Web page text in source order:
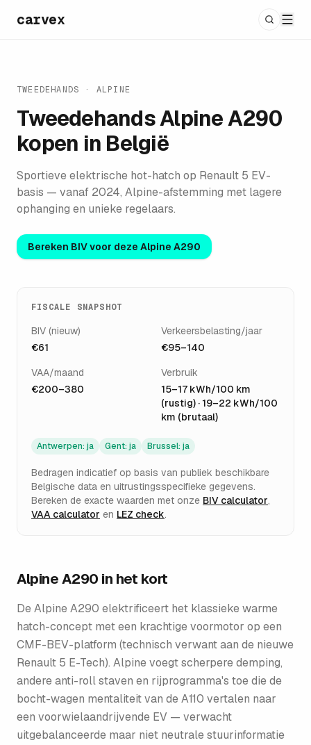
carvex
TWEEDEHANDS · ALPINE
TweedehandsAlpine A290
kopen in België
Sportieve elektrische hot-hatch op Renault 5 EV-
basis — vanaf 2024, Alpine-afstemming met lagere
ophanging en unieke regelaars.
Bereken BIV voor deze Alpine A290
FISCALE SNAPSHOT
BIV (nieuw)
€61
Verkeersbelasting/jaar
€95–140
VAA/maand
€200–380
Verbruik
15–17 kWh/100 km
(rustig) · 19–22 kWh/100
km (brutaal)
Antwerpen: ja Gent: ja Brussel: ja
Bedragen indicatief op basis van publiek beschikbare
Belgische data en uitrustingsspecifieke gegevens.
Bereken de exacte waarden met onze BIV calculator,
VAA calculator en LEZ check.
Alpine A290 in het kort
De Alpine A290 elektrificeert het klassieke warme
hatch-concept met een krachtige voormotor op een
CMF-BEV-platform (technisch verwant aan de nieuwe
Renault 5 E-Tech). Alpine voegt scherpere demping,
andere anti-roll staven en rijprogramma's toe die de
bocht-wagen mentaliteit van de A110 vertalen naar
een voorwielaandrijvende EV — verwacht
uitgebalanceerde maar niet neutrale stuurinformatie